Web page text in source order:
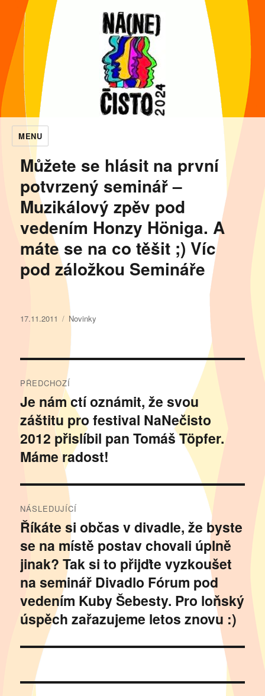
MENU
Můžete se hlásit na první
potvrzený seminář –
Muzikálový zpěv pod
vedením Honzy Höniga. A
máte se na co těšit ;) Víc
pod záložkou Semináře
Publikováno:
17.11.2011 Rubriky:
Novinky
Navigace
pro
příspěvek
PŘEDCHOZÍ
Předchozí
příspěvek:
Je nám ctí oznámit, že svou
záštitu pro festival NaNečisto
2012 přislíbil pan Tomáš Töpfer.
Máme radost!
NÁSLEDUJÍCÍ
Následující
příspěvek:
Říkáte si občas v divadle, že byste
se na místě postav chovali úplně
jinak? Tak si to přijďte vyzkoušet
na seminář Divadlo Fórum pod
vedením Kuby Šebesty. Pro loňský
úspěch zařazujeme letos znovu :)